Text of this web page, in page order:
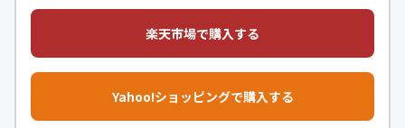
楽天市場で購入する
Yahoo!ショッピングで購入する